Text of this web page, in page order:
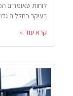
לוחות שאומרים
בעיקר בחללים
קרא עוד »